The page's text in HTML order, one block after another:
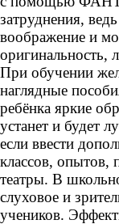
затруднения,
воображение и
При обучении
наглядные
ребёнка яркие
устанет и будет
если ввести
классов, опытов,
театры. В
слуховое и
учеников.